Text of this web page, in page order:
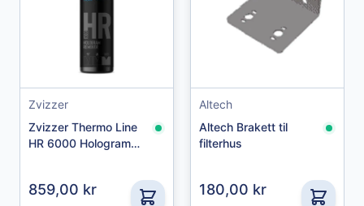
49,00 kr
Zvizzer
Zvizzer Thermo Line
HR 6000 Hologram
859,00 kr
Altech
Altech Brakett til
filterhus
180,00 kr